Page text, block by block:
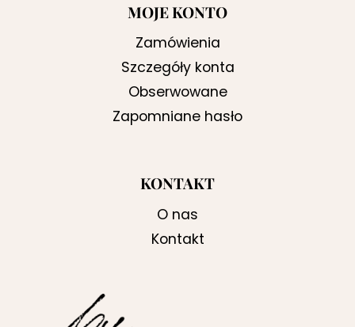
MOJE KONTO
Zamówienia
Szczegóły konta
Obserwowane
Zapomniane hasło
KONTAKT
O nas
Kontakt